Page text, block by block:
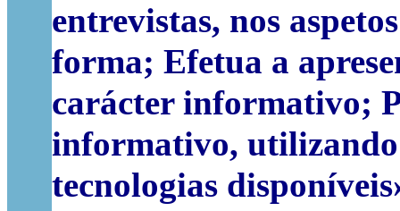
entrevistas, nos
forma; Efetua a
carácter informativo;
informativo, utilizando
tecnologias